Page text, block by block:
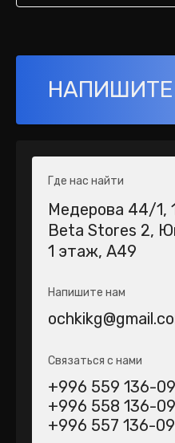
Где нас найти
Медерова 44/1​,
Beta Stores 2​,
1 этаж, А49
Напишите нам
Связаться с нами
+996 559 136-
+996 558 136-
+996 557 136-